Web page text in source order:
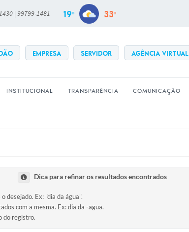
| 99799-1481 19º 33º
EMPRESA SERVIDOR Agência Virtual
INSTITUCIONAL TRANSPARÊNCIA COMUNICAÇÃO
Dica para refinar os resultados encontrados
desejado. Ex: "dia da água".
com a mesma. Ex: dia da -agua.
do registro.